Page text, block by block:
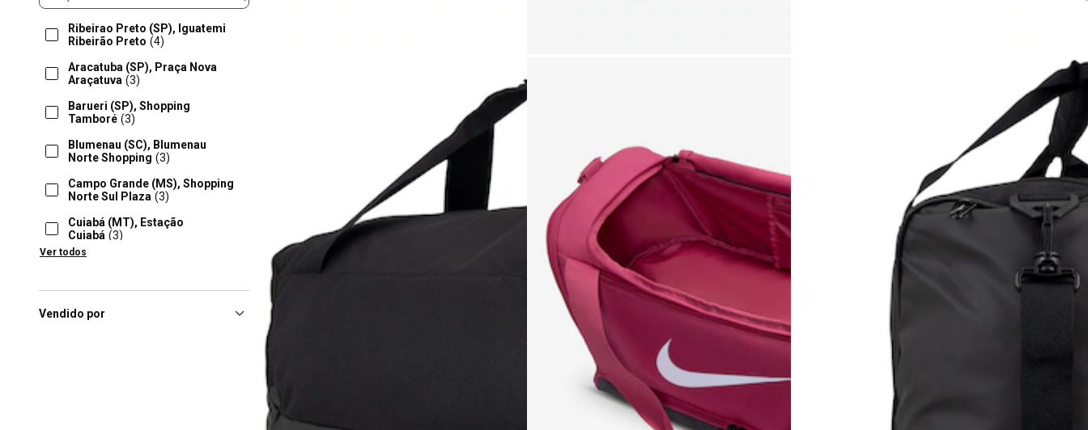
Ribeirao Preto (SP), Iguatemi
Ribeirão Preto (4)
Aracatuba (SP), Praça Nova
Araçatuva (3)
Barueri (SP), Shopping
Tamboré (3)
Blumenau (SC), Blumenau
Norte Shopping (3)
Campo Grande (MS), Shopping
Norte Sul Plaza (3)
Cuiabá (MT), Estação
Cuiabá (3)
Lauro De Freitas (BA), Parque
Serrasul
Ver todos
Vendido por